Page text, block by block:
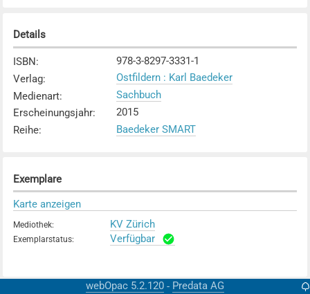
Details
ISBN:
978-3-8297-3331-1
Verlag:
Ostfildern : Karl Baedeker
Medienart:
Sachbuch
Erscheinungsjahr:
2015
Reihe: Baedeker SMART
Exemplare
Karte anzeigen
Mediothek: KV Zürich
Exemplarstatus: Verfügbar
webOpac 5.2.120 - Predata AG